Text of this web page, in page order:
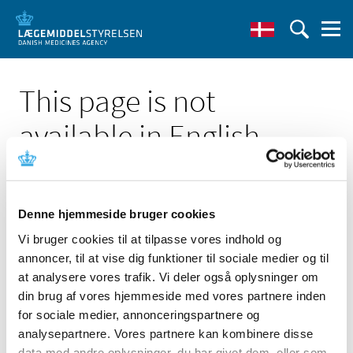
Denne hjemmeside bruger cookies
Vi bruger cookies til at tilpasse vores indhold og
annoncer, til at vise dig funktioner til sociale medier og til
at analysere vores trafik. Vi deler også oplysninger om
din brug af vores hjemmeside med vores partnere inden
for sociale medier, annonceringspartnere og
analysepartnere. Vores partnere kan kombinere disse
This page is not
available in English
Click here to see the Danish page
'Forsyningsvanskeligheder for Azyter'
Go to English frontpage